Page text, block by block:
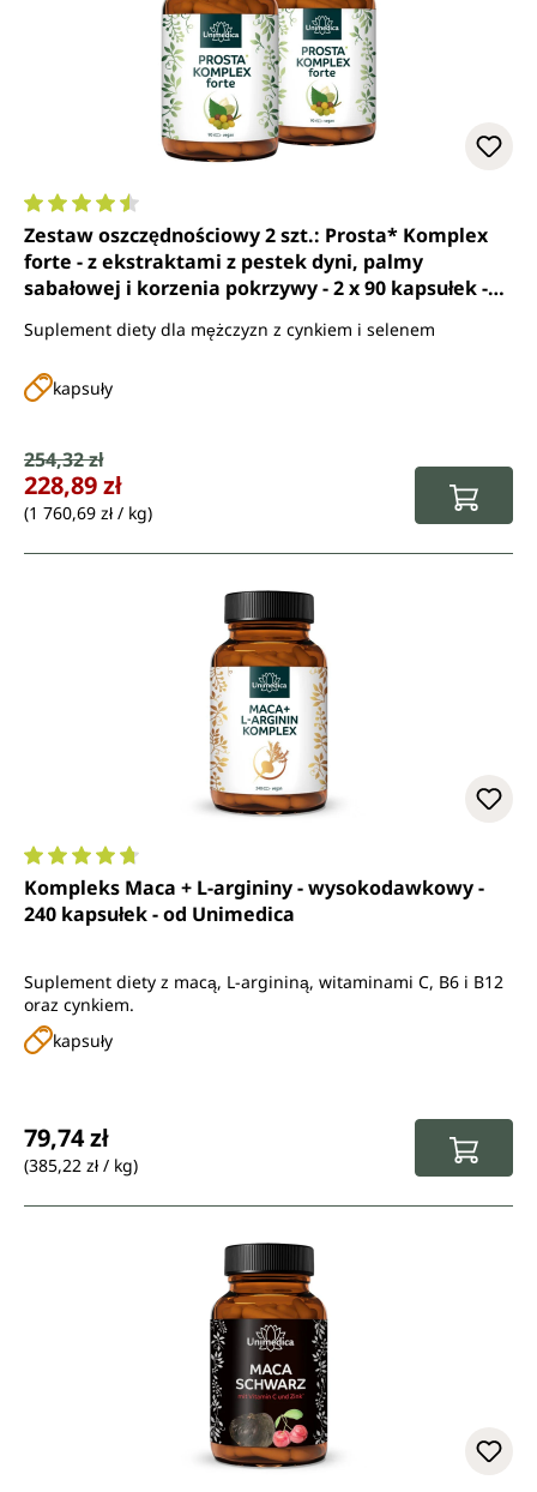
Średnia ocena 4.6 z 5 gwiazdek
Zestaw oszczędnościowy 2 szt.: Prosta* Komplex
forte - z ekstraktami z pestek dyni, palmy
sabałowej i korzenia pokrzywy - 2 x 90 kapsułek -
Suplement diety dla mężczyzn z cynkiem i selenem
kapsuły
Cena sprzedaży:
Cena regularna:
254,32 zł
228,89 zł
(1 760,69 zł / kg)
Średnia ocena 4.7 z 5 gwiazdek
Kompleks Maca + L-argininy - wysokodawkowy -
240 kapsułek - od Unimedica
Suplement diety z macą, L-argininą, witaminami C, B6 i B12
oraz cynkiem.
kapsuły
79,74 zł
(385,22 zł / kg)